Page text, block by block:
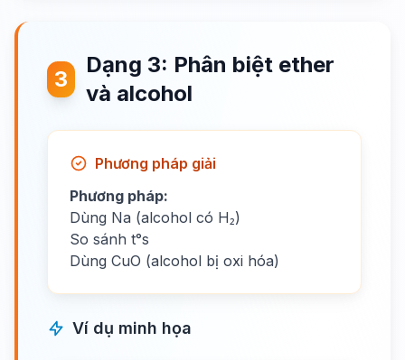
3
Dạng 3: Phân biệt ether
và alcohol
Phương pháp giải
Phương pháp:
Dùng Na (alcohol có H₂)
So sánh t°s
Dùng CuO (alcohol bị oxi hóa)
Ví dụ minh họa